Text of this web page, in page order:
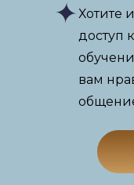
Хотите
доступ
вам